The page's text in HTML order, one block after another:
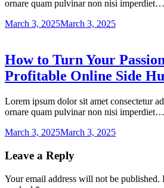
ornare quam pulvinar non nisi imperdiet…
March 3, 2025March 3, 2025
How to Turn Your
Profitable Online Side
Lorem ipsum dolor sit amet consectetur
ornare quam pulvinar non nisi imperdiet…
March 3, 2025March 3, 2025
Leave a Reply
Your email address will not be published.